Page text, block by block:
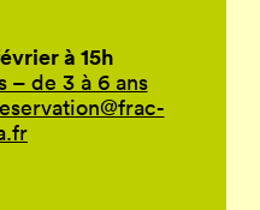
à 15h
– de 3 à 6 ans